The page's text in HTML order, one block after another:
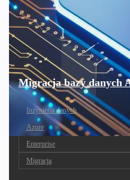
Migracja bazy danych
Inżynieria danych
Azure
Enterprise
Migracja